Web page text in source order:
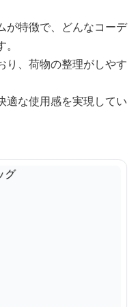
が特徴で、どんなコーデ
り、荷物の整理がしやす
適な使用感を実現してい